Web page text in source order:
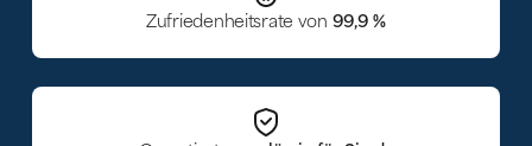
Zufriedenheitsrate von 99,9 %